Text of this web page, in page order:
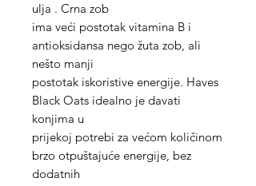
ulja . Crna zob
ima veći postotak vitamina B i
antioksidansa nego žuta zob, ali
nešto manji
postotak iskoristive energije. Haves
Black Oats idealno je davati
konjima u
prijekoj potrebi za većom količinom
brzo otpuštajuće energije, bez
dodatnih